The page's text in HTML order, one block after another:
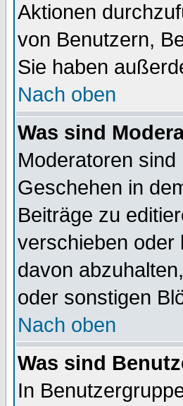
Aktionen
von Benutzern,
Sie haben
Nach oben
Was sind
Moderatoren
Geschehen in
Beiträge zu
verschieben oder
davon
oder sonstigen
Nach oben
Was sind
In